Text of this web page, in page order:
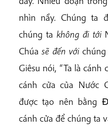
nhìn nầy. Chúng ta
chúng ta không đi tới
Chúasẽ đến vớichúng
Giêsu nói, “Ta là cánh
cánh cửa của Nước
được tạo nên bằng
cánh cửa để chúng ta